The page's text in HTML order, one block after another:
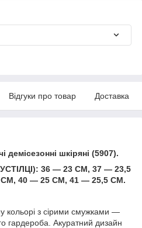
Відгуки про товар Доставка
демісезонні шкіряні (5907).
36 — 23 СМ, 37 — 23,5
40 — 25 СМ, 41 — 25,5 СМ.
кольорі з сірими смужками —
гардероба. Акуратний дизайн